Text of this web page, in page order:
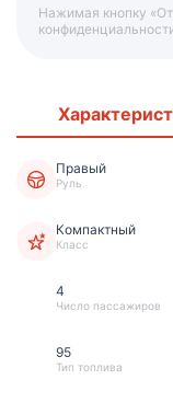
Нажимая кнопку
Правый
Руль
Компактный
Класс
4
Число пассажиров
95
Тип топлива